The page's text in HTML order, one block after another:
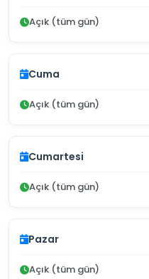
Açık (tüm gün)
Cuma
Açık (tüm gün)
Cumartesi
Açık (tüm gün)
Pazar
Açık (tüm gün)